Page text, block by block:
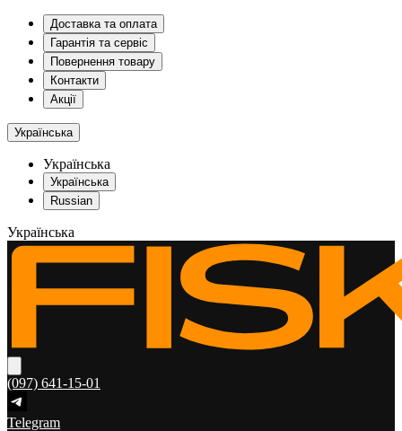
Доставка та оплата
Гарантія та сервіс
Повернення товару
Контакти
Акції
Українська
Українська
Українська
Russian
Українська
(097) 641-15-01
Telegram